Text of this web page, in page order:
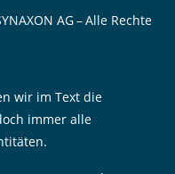
AG – Alle Rechte
wir im Text die
immer alle